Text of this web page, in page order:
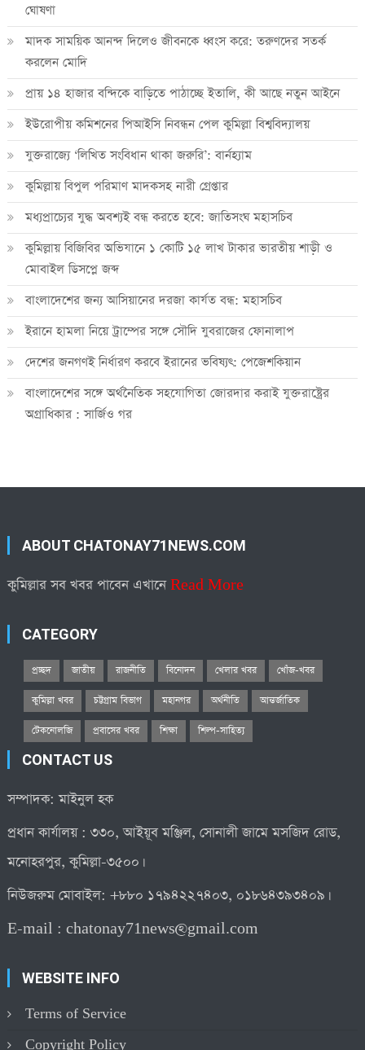
ঘোষণা
মাদক সাময়িক আনন্দ দিলেও জীবনকে ধ্বংস করে: তরুণদের সতর্ক
করলেন মোদি
প্রায় ১৪ হাজার বন্দিকে বাড়িতে পাঠাচ্ছে ইতালি, কী আছে নতুন আইনে
ইউরোপীয় কমিশনের পিআইসি নিবন্ধন পেল কুমিল্লা বিশ্ববিদ্যালয়
যুক্তরাজ্যে ‘লিখিত সংবিধান থাকা জরুরি’: বার্নহ্যাম
কুমিল্লায় বিপুল পরিমাণ মাদকসহ নারী গ্রেপ্তার
মধ্যপ্রাচ্যের যুদ্ধ অবশ্যই বন্ধ করতে হবে: জাতিসংঘ মহাসচিব
কুমিল্লায় বিজিবির অভিযানে ১ কোটি ১৫ লাখ টাকার ভারতীয় শাড়ী ও
মোবাইল ডিসপ্লে জব্দ
বাংলাদেশের জন্য আসিয়ানের দরজা কার্যত বন্ধ: মহাসচিব
ইরানে হামলা নিয়ে ট্রাম্পের সঙ্গে সৌদি যুবরাজের ফোনালাপ
দেশের জনগণই নির্ধারণ করবে ইরানের ভবিষ্যৎ: পেজেশকিয়ান
বাংলাদেশের সঙ্গে অর্থনৈতিক সহযোগিতা জোরদার করাই যুক্তরাষ্ট্রের
অগ্রাধিকার : সার্জিও গর
ABOUT CHATONAY71NEWS.COM
কুমিল্লার সব খবর পাবেন এখানেRead More
CATEGORY
প্রচ্ছদ জাতীয় রাজনীতি বিনোদন খেলার খবর খোঁজ-খবর
কুমিল্লা খবর চট্টগ্রাম বিভাগ মহানগর অর্থনীতি আন্তর্জাতিক
টেকনোলজি প্রবাসের খবর শিক্ষা শিল্প-সাহিত্য
CONTACT US
সম্পাদক: মাইনুল হক
প্রধান কার্যালয় : ৩৩০, আইয়ূব মঞ্জিল, সোনালী জামে মসজিদ রোড,
মনোহরপুর, কুমিল্লা-৩৫০০।
নিউজরুম মোবাইল: +৮৮০ ১৭৯৪২২৭৪০৩, ০১৮৬৪৩৯৩৪০৯।
E-mail :chatonay71news@gmail.com
WEBSITE INFO
Terms of Service
Copyright Policy